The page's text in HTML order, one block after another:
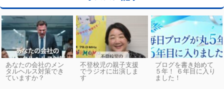
あなたの会社のメン
タルヘルス対策でき
ていますか？
不登校児の親子支援
でラジオに出演しま
す
ブログを書き始めて
５年！ ６年目に入り
ました！